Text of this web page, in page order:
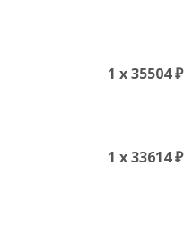
1 x 35504 ₽
1 x 33614 ₽